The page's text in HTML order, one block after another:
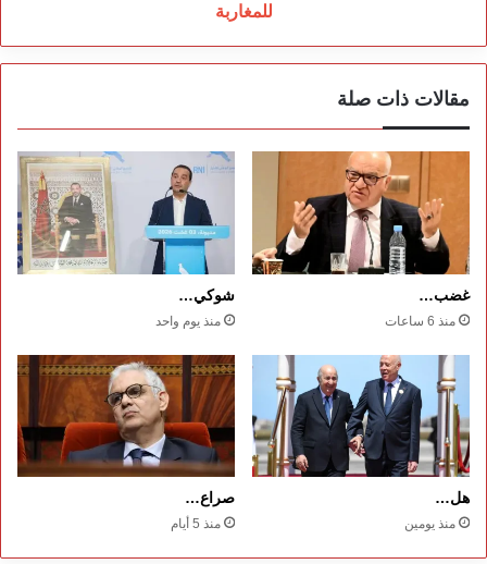
للمغاربة
مقالات ذات صلة
غضب…
منذ 6 ساعات
شوكي…
منذ يوم واحد
هل…
منذ يومين
صراع…
منذ 5 أيام